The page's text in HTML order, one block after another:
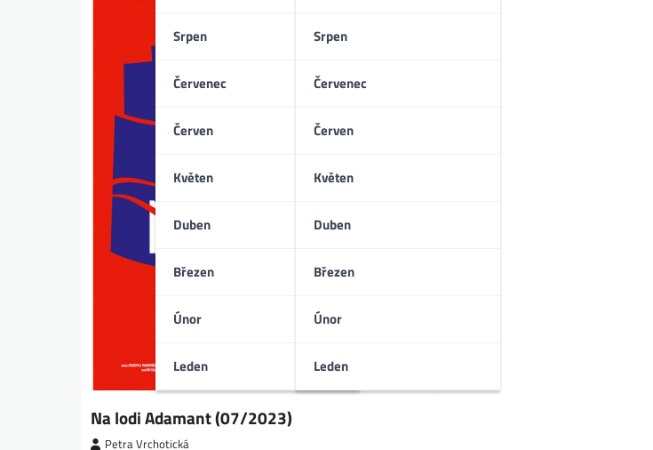
Srpen
Červenec
Červen
Květen
Duben
Březen
Únor
Leden
Srpen
Červenec
Červen
Květen
Duben
Březen
Únor
Leden
Na lodi Adamant (07/2023)
Petra Vrchotická